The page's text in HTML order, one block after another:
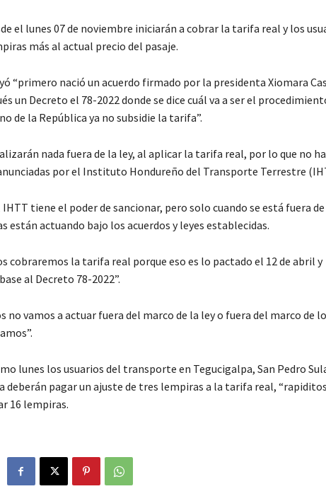
el lunes 07 de noviembre iniciarán a cobrar la tarifa real y los
más al actual precio del pasaje.
“primero nació un acuerdo firmado por la presidenta Xiomara
un Decreto el 78-2022 donde se dice cuál va a ser el
de la República ya no subsidie la tarifa”.
nada fuera de la ley, al aplicar la tarifa real, por lo que no
por el Instituto Hondureño del Transporte Terrestre
IHTT tiene el poder de sancionar, pero solo cuando se está fuera
están actuando bajo los acuerdos y leyes establecidas.
cobraremos la tarifa real porque eso es lo pactado el 12 de abril y
al Decreto 78-2022”.
no vamos a actuar fuera del marco de la ley o fuera del marco de
lunes los usuarios del transporte en Tegucigalpa, San Pedro
deberán pagar un ajuste de tres lempiras a la tarifa real,
16 lempiras.